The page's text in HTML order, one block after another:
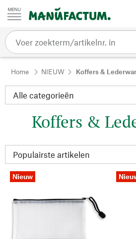
Passer au contenu
Home NIEUW Koffers &
Koffers &
Nieuw